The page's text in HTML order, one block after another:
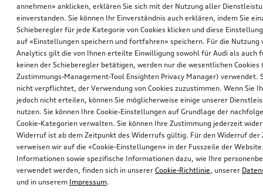
annehmen» anklicken, erklären Sie sich mit der Nutzung aller
einverstanden. Sie können Ihr Einverständnis auch erklären, indem Sie
Schieberegler für jede Kategorie von Cookies klicken und diese
auf «Einstellungen speichern und fortfahren» speichern. Für die Nutzung
Analytics gilt die von Ihnen erteilte Einwilligung sowohl für Audi als auch
keinen der Schieberegler betätigen, werden nur die wesentlichen Cookies
Zustimmungs-Management-Tool Ensighten Privacy Manager) verwendet.
nicht verpflichtet, der Verwendung von Cookies zuzustimmen. Wenn Sie
jedoch nicht erteilen, können Sie möglicherweise einige unserer
nutzen. Sie können Ihre Cookie-Einstellungen auf Grundlage der
Cookie-Kategorien verwalten. Sie können Ihre Zustimmung jederzeit
Widerruf ist ab dem Zeitpunkt des Widerrufs gültig. Für den Widerruf der
verweisen wir auf die «Cookie-Einstellungen» in der Fusszeile der
Informationen sowie spezifische Informationen dazu, wie Ihre
verwendet werden, finden sich in unserer Cookie-Richtlinie, unserer
und in unserem Impressum.